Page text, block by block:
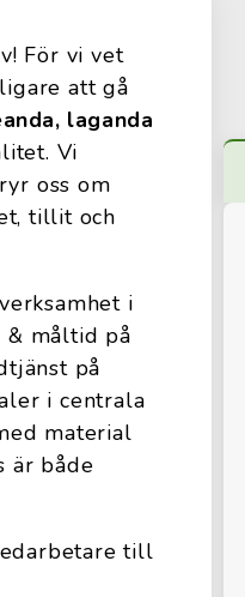
För vi vet
att gå
laganda
Vi
oss om
tillit och
i
& måltid på
på
i centrala
material
är både
till